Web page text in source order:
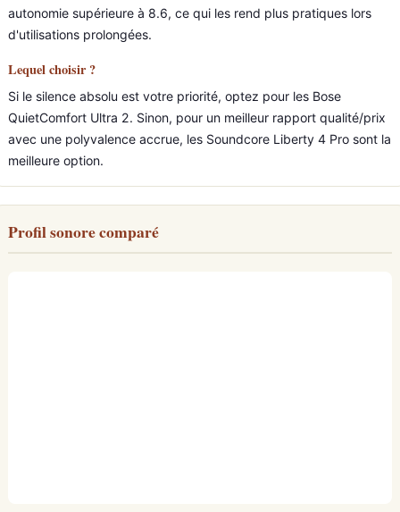
autonomie supérieure à 8.6, ce qui les rend plus pratiques lors
d'utilisations prolongées.
Lequel choisir ?
Si le silence absolu est votre priorité, optez pour les Bose
QuietComfort Ultra 2. Sinon, pour un meilleur rapport qualité/prix
avec une polyvalence accrue, les Soundcore Liberty 4 Pro sont la
meilleure option.
Profil sonore comparé